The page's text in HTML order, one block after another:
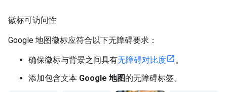
徽标可访问性
Google 地图徽标应符合以下无障碍要求：
确保徽标与背景之间具有无障碍对比度
。
添加包含文本 Google 地图的无障碍标签。